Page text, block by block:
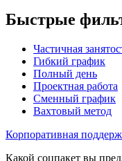
Быстрые
Частичная
Гибкий график
Полный день
Проектная работа
Сменный график
Вахтовый метод
Корпоративная
Какой соцпакет вы